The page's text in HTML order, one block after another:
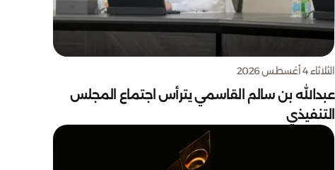
الثلاثاء 4 أغسطس 2026
عبدالله بن سالم القاسمي يترأس اجتماع المجلس
التنفيذي